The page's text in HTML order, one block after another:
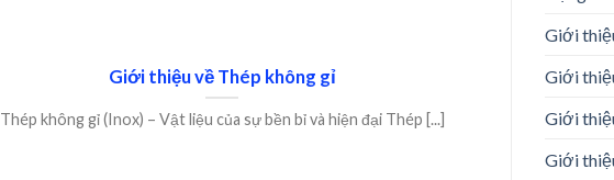
Giới thiệu về Thép không gỉ
Thép không gỉ (Inox) – Vật liệu của sự bền bỉ và hiện đại Thép [...]
Giới
Giới
Giới
Giới